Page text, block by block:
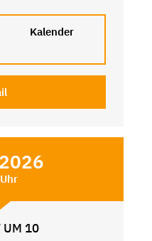
Kalender
UM 10